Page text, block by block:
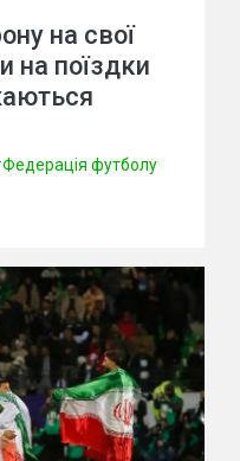
на свої
на поїздки
Федерація футболу